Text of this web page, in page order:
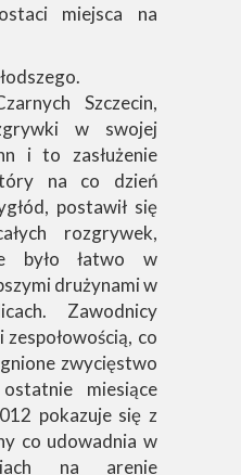
miejsca na
Szczecin,
w swojej
i to zasłużenie
na co dzień
postawił się
rozgrywek,
było łatwo w
drużynami w
Zawodnicy
co
zwycięstwo
miesiące
pokazuje się z
co udowadnia w
na arenie